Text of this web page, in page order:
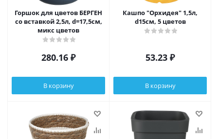
Горшок для цветов БЕРГЕН
со вставкой 2,5л, d=17,5см,
микс цветов
280.16 ₽
В корзину
Кашпо "Орхидея" 1,5л,
d15см, 5 цветов
53.23 ₽
В корзину